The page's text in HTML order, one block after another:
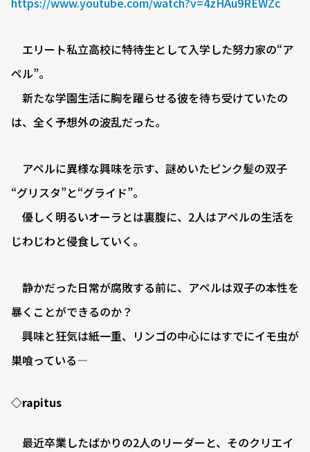
エリート私立高校に特待生として入学した努力家の“ア
ペル”。
新たな学園生活に胸を躍らせる彼を待ち受けていたの
は、全く予想外の波乱だった。
アペルに異様な興味を示す、謎めいたピンク髪の双子
“グリスタ”と“グライド”。
優しく明るいオーラとは裏腹に、2人はアペルの生活を
じわじわと侵食していく。
静かだった日常が腐敗する前に、アペルは双子の本性を
暴くことができるのか？
興味と狂気は紙一重、リンゴの中心にはすでにイモ虫が
巣喰っている—
◇rapitus
最近卒業したばかりの2人のリーダーと、そのクリエイ